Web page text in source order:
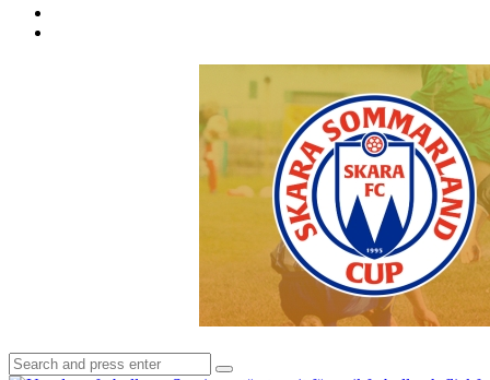
Search
Search